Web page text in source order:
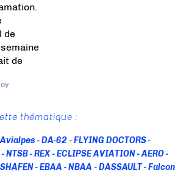
thématique :
Avialpes DA-62
FLYING DOCTORS
NTSB REX ECLIPSE AVIATION
AERO
EBAA NBAA DASSAULT
Falcon
de
de